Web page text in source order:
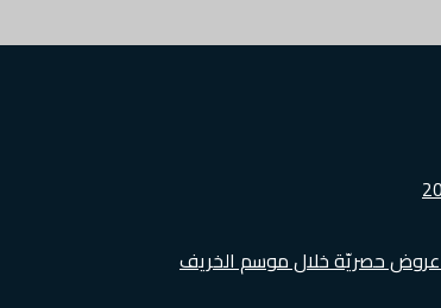
عروض حصريّة خلال موسم الخريف